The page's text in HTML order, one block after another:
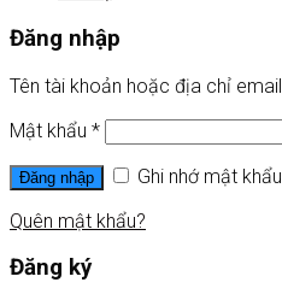
Đăng nhập
Tên tài khoản hoặc địa chỉ email
Mật khẩu *
Đăng nhập
Ghi nhớ mật khẩu
Quên mật khẩu?
Đăng ký